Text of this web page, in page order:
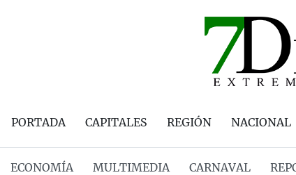
PORTADA CAPITALES REGIÓN NACIONAL
ECONOMÍA MULTIMEDIA CARNAVAL